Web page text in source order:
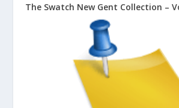
The Swatch New Gent Collection –